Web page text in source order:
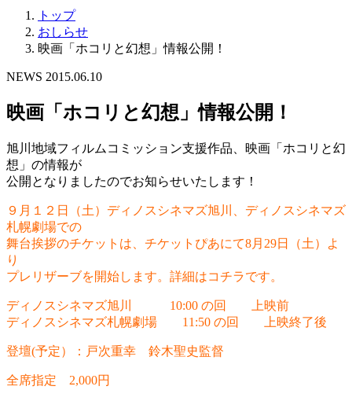
トップ
おしらせ
映画「ホコリと幻想」情報公開！
NEWS 2015.06.10
映画「ホコリと幻想」情報公開！
旭川地域フィルムコミッション支援作品、映画「ホコリと幻
想」の情報が
公開となりましたのでお知らせいたします！
９月１２日（土）ディノスシネマズ旭川、ディノスシネマズ
札幌劇場での
舞台挨拶のチケットは、チケットぴあにて8月29日（土）よ
り
プレリザーブを開始します。詳細はコチラです。
ディノスシネマズ旭川 10:00 の回 上映前
ディノスシネマズ札幌劇場 11:50 の回 上映終了後
登壇(予定）：戸次重幸 鈴木聖史監督
全席指定 2,000円